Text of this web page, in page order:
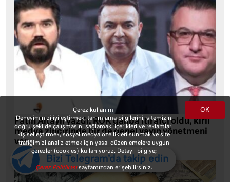
Fatih Altaylı yazdı: ROK galiba itirafçı oldu, kirli
medya zincirinde bir de genel yayın yönetmeni
var
OK
Çerez kullanımı
Deneyiminizi iyileştirmek, tanımlama bilgilerini, sitemizin
doğru şekilde çalışmasını sağlamak, içerikleri ve reklamları
kişiselleştirmek, sosyal medya özellikleri sunmak ve site
trafiğimizi analiz etmek için yasal düzenlemelere uygun
çerezler (cookies) kullanıyoruz. Detaylı bilgiye;
Çerez Politikasısayfamızdan erişebilirsiniz.
Bizi Telegram'da takip edin